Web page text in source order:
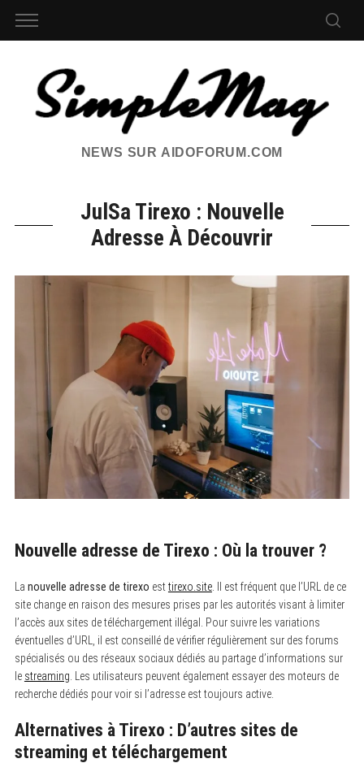
NEWS SUR AIDOFORUM.COM
JulSa Tirexo : Nouvelle
Adresse À Découvrir
Nouvelle adresse de Tirexo : Où la trouver ?
La nouvelle adresse de tirexo esttirexo.site. Il est fréquent que l’URL de ce
site change en raison des mesures prises par les autorités visant à limiter
l’accès aux sites de téléchargement illégal. Pour suivre les variations
éventuelles d’URL, il est conseillé de vérifier régulièrement sur des forums
spécialisés ou des réseaux sociaux dédiés au partage d’informations sur
le streaming . Les utilisateurs peuvent également essayer des moteurs de
recherche dédiés pour voir si l’adresse est toujours active.
Alternatives à Tirexo : D’autres sites de
streaming et téléchargement